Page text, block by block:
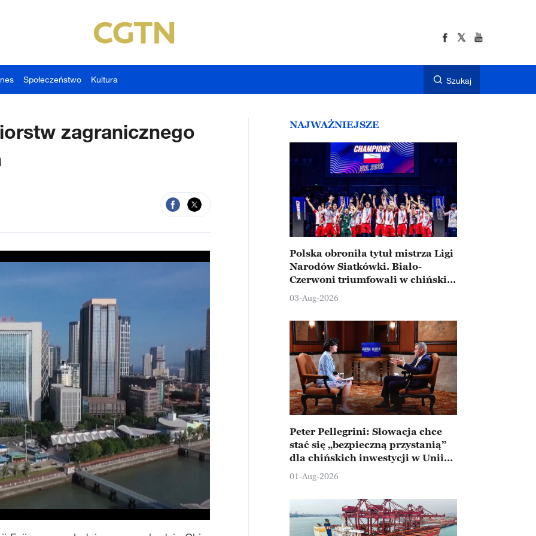
Społeczeństwo Kultura Szukaj
zagranicznego
NAJWAŻNIEJSZE
Polska obroniła tytuł mistrza Ligi
Narodów Siatkówki. Biało-
Czerwoni triumfowali w chińskim
Ningbo
03-Aug-2026
Peter Pellegrini: Słowacja chce
stać się „bezpieczną przystanią”
dla chińskich inwestycji w Unii
Europejskiej
01-Aug-2026